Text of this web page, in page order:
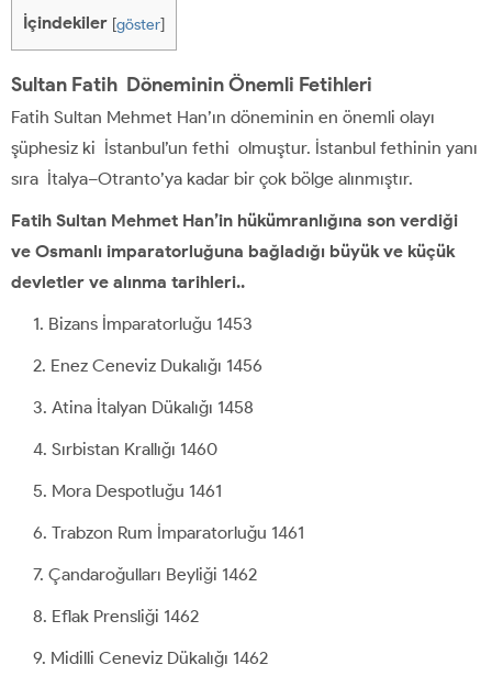
İçindekiler [göster]
Sultan Fatih Döneminin Önemli Fetihleri
Fatih Sultan Mehmet Han’ın döneminin en önemli olayı
şüphesiz ki İstanbul’un fethi olmuştur. İstanbul fethinin yanı
sıra İtalya–Otranto’ya kadar bir çok bölge alınmıştır.
Fatih Sultan Mehmet Han’in hükümranlığına son verdiği
ve Osmanlı imparatorluğuna bağladığı büyük ve küçük
devletler ve alınma tarihleri..
Bizans İmparatorluğu 1453
Enez Ceneviz Dukalığı 1456
Atina İtalyan Dükalığı 1458
Sırbistan Krallığı 1460
Mora Despotluğu 1461
Trabzon Rum İmparatorluğu 1461
Çandaroğulları Beyliği 1462
Eflak Prensliği 1462
Midilli Ceneviz Dükalığı 1462